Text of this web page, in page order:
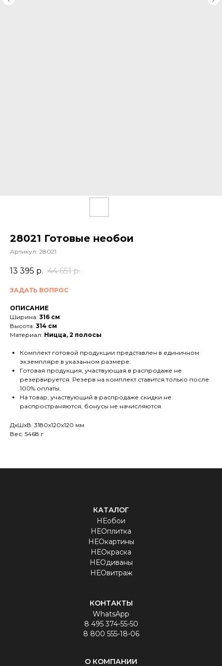
28021 Готовые необои
Артикул: 28021
13 395 р. 44 651 р.
ЗАДАТЬ ВОПРОС
ОПИСАНИЕ
Ширина: 316 см
Высота: 314 см
Материал: Ницца, 2 полосы
Комплект готовой продукции представлен в единичном
экземпляре в указанном размере.
Готовая продукция, участвующая в распродаже не
резервируется. Резерв на комплект ставится только после
100% оплаты.
На товар, участвующий в распродаже скидки не
распространяются, бонусы не начисляются.
ДxШxВ: 3180x120x120 мм
Вес: 5468 г
КАТАЛОГ
НЕобои
НЕОплитка
НЕОкартины
НЕОкраска
НЕОдиваны
НЕОвитраж
КОНТАКТЫ
WhatsApp
8 495 374-55-50
8 800 555-18-06
О КОМПАНИИ